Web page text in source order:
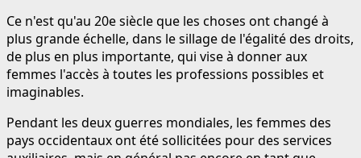
Ce n'est qu'au 20e siècle que les choses ont changé à
plus grande échelle, dans le sillage de l'égalité des droits,
de plus en plus importante, qui vise à donner aux
femmes l'accès à toutes les professions possibles et
imaginables.
Pendant les deux guerres mondiales, les femmes des
pays occidentaux ont été sollicitées pour des services